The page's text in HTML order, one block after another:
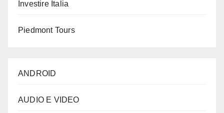
Investire Italia
Piedmont Tours
ANDROID
AUDIO E VIDEO